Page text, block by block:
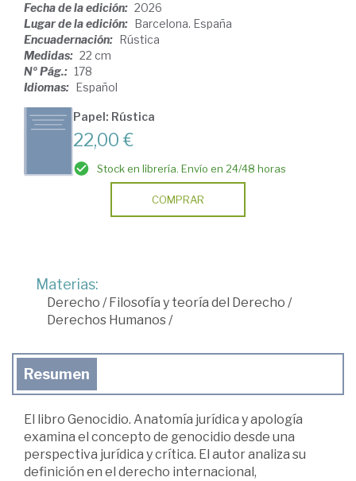
Fecha de la edición: 2026
Lugar de la edición: Barcelona. España
Encuadernación: Rústica
Medidas: 22 cm
Nº Pág.: 178
Idiomas: Español
Papel: Rústica
22,00 €
Stock en librería. Envío en 24/48 horas
COMPRAR
Materias:
Derecho / Filosofía y teoría del Derecho /
Derechos Humanos/
Resumen
El libro Genocidio. Anatomía jurídica y apología
examina el concepto de genocidio desde una
perspectiva jurídica y crítica. El autor analiza su
definición en el derecho internacional,